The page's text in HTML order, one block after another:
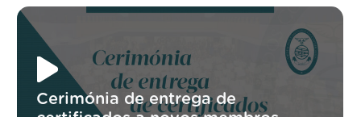
Cerimónia de entrega de